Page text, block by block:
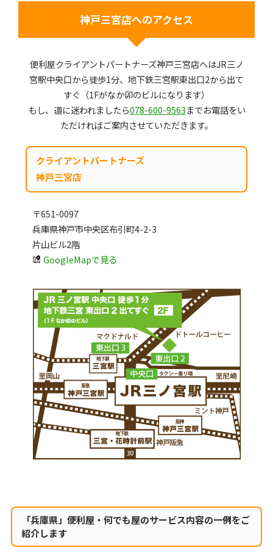
神戸三宮店へのアクセス
便利屋クライアントパートナーズ神戸三宮店へはJR三ノ
宮駅中央口から徒歩1分、地下鉄三宮駅東出口2から出て
すぐ（1Fがなか卯のビルになります）
もし、道に迷われましたら078-600-9563までお電話をい
ただければご案内させていただきます。
クライアントパートナーズ
神戸三宮店
〒651-0097
兵庫県神戸市中央区布引町4-2-3
片山ビル2階
GoogleMapで見る
「兵庫県」便利屋・何でも屋のサービス内容の一例をご
紹介します